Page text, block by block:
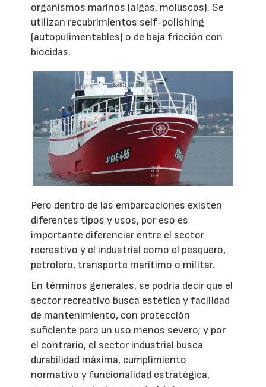
organismos marinos (algas, moluscos). Se
utilizan recubrimientos self-polishing
(autopulimentables) o de baja fricción con
biocidas.
Pero dentro de las embarcaciones existen
diferentes tipos y usos, por eso es
importante diferenciar entre el sector
recreativo y el industrial como el pesquero,
petrolero, transporte marítimo o militar.
En términos generales, se podría decir que el
sector recreativo busca estética y facilidad
de mantenimiento, con protección
suficiente para un uso menos severo; y por
el contrario, el sector industrial busca
durabilidad máxima, cumplimiento
normativo y funcionalidad estratégica,